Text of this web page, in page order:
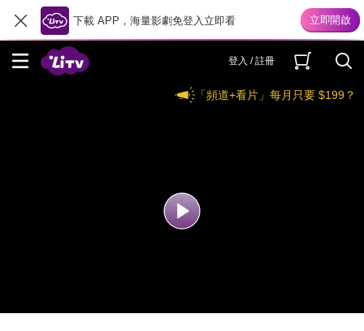
下載 APP，海量影劇免登入立即看
登入 / 註冊
「頻道+看片」每月只要 $199？